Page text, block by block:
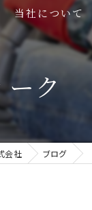
当社について
未経験
学歴不問
外構工事
ーク
会社 ブログ